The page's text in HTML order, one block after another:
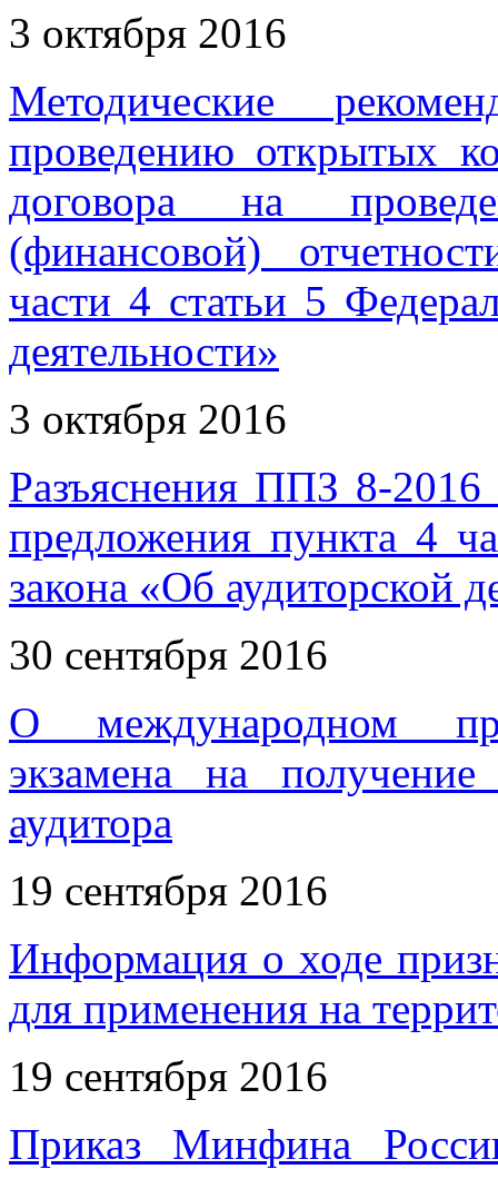
3 октября 2016
Методические
проведению открытых
договора на
(финансовой)
части 4 статьи 5
деятельности»
3 октября 2016
Разъяснения ППЗ 8-
предложения пункта 4
закона «Об аудиторской
30 сентября 2016
О международном
экзамена на получение
аудитора
19 сентября 2016
Информация о ходе
для применения на
19 сентября 2016
Приказ Минфина